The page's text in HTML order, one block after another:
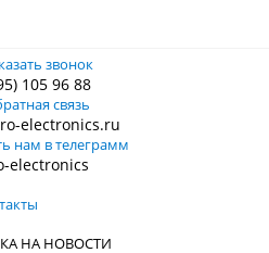
звонок
105 96 88
связь
electronics.ru
нам в телеграмм
electronics
НА НОВОСТИ